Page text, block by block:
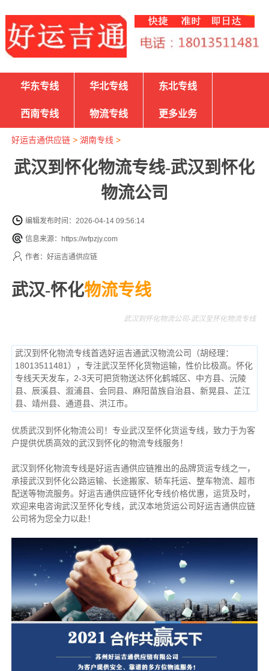
华东专线 华北专线 东北专线
西南专线 物流专线 更多业务
好运吉通供应链> 湖南专线 >
武汉到怀化物流专线-武汉到怀化
物流公司
编辑发布时间：2026-04-14 09:56:14
信息来源：https://wfpzjy.com
作者：好运吉通供应链
武汉-怀化物流专线
武汉到怀化物流公司-武汉至怀化物流专线
武汉到怀化物流专线首选好运吉通武汉物流公司（胡经理：
18013511481），专注武汉至怀化货物运输，性价比极高。怀化
专线天天发车，2-3天可把货物送达怀化鹤城区、中方县、沅陵
县、辰溪县、溆浦县、会同县、麻阳苗族自治县、新晃县、芷江
县、靖州县、通道县、洪江市。
优质武汉到怀化物流公司！专业武汉至怀化货运专线，致力于为客
户提供优质高效的武汉到怀化的物流专线服务！
武汉到怀化物流专线是好运吉通供应链推出的品牌货运专线之一，
承接武汉到怀化公路运输、长途搬家、轿车托运、整车物流、超市
配送等物流服务。 好运吉通供应链怀化专线价格优惠，运货及时，
欢迎来电咨询武汉至怀化专线，武汉本地货运公司好运吉通供应链
公司将为您全力以赴！